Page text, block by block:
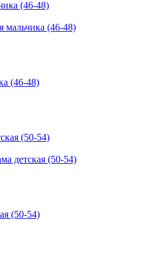
мальчика (46-48)
(46-48)
детская (50-54)
(50-54)